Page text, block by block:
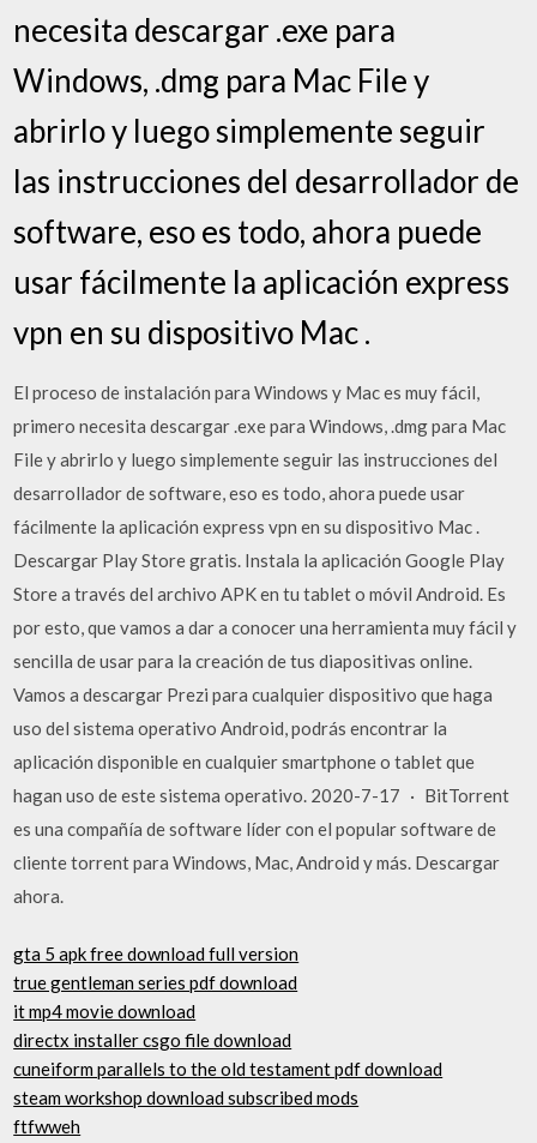
necesita descargar .exe para
Windows, .dmg para Mac File y
abrirlo y luego simplemente seguir
las instrucciones del desarrollador de
software, eso es todo, ahora puede
usar fácilmente la aplicación express
vpn en su dispositivo Mac .
El proceso de instalación para Windows y Mac es muy fácil,
primero necesita descargar .exe para Windows, .dmg para Mac
File y abrirlo y luego simplemente seguir las instrucciones del
desarrollador de software, eso es todo, ahora puede usar
fácilmente la aplicación express vpn en su dispositivo Mac .
Descargar Play Store gratis. Instala la aplicación Google Play
Store a través del archivo APK en tu tablet o móvil Android. Es
por esto, que vamos a dar a conocer una herramienta muy fácil y
sencilla de usar para la creación de tus diapositivas online.
Vamos a descargar Prezi para cualquier dispositivo que haga
uso del sistema operativo Android, podrás encontrar la
aplicación disponible en cualquier smartphone o tablet que
hagan uso de este sistema operativo. 2020-7-17 · BitTorrent
es una compañía de software líder con el popular software de
cliente torrent para Windows, Mac, Android y más. Descargar
ahora.
gta 5 apk free download full version
true gentleman series pdf download
it mp4 movie download
directx installer csgo file download
cuneiform parallels to the old testament pdf download
steam workshop download subscribed mods
ftfwweh